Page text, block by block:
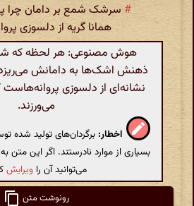
# سرشک شمع بر دامان چرا
همانا گریه از دلسوزی
هوش مصنوعی: هر لحظه که
ذهنش اشک‌ها به دامانش
نشانه‌ای از دلسوزی
می‌ورزند.
اخطار: برگردان‌های تولید
بسیاری از موارد نادرستند. اگر این متن
می‌توانید آن را ویرایش
رونوشت متن